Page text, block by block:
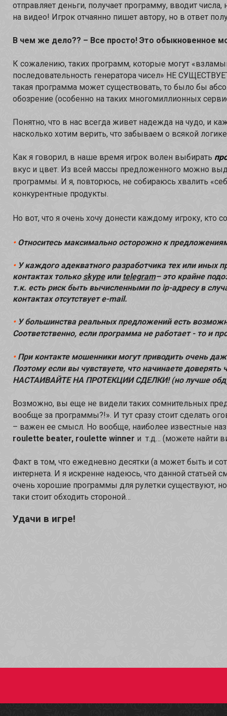
отправляет деньги, получает программу, вводит
на видео! Игрок отчаянно пишет автору, но в ответ
В чем же дело?? – Все просто! Это обыкновенное
К сожалению, таких программ, которые могут
последовательность генератора чисел» НЕ
такая программа может существовать, то было бы
обозрение (особенно на таких многомиллионных
Понятно, что в нас всегда живет надежда на чудо, и
насколько хотим верить, что забываем о всякой
Как я говорил, в наше время игрок волен выбирать
вкус и цвет. Из всей массы предложенного можно
программы. И я, повторюсь, не собираюсь хвалить
конкурентные продукты.
Но вот, что я очень хочу донести каждому игроку, кто
•Относитесь максимально осторожно к
• У каждого адекватного разработчика тех или иных
контактах только skypeили telegram– это крайне
т.к. есть риск быть вычисленными по ip-адресу в
контактах отсутствует e-mail.
• У большинства реальных предложений есть
Соответственно, если программа не работает - то и
•При контакте мошенники могут приводить очень
Поэтому если вы чувствуете, что начинаете доверять
НАСТАИВАЙТЕ НА ПРОТЕКЦИИ СДЕЛКИ! (но лучше
Возможно, вы еще не видели таких сомнительных
вообще за программы?!». И тут сразу стоит сделать
– важен ее смысл. Но вообще, наиболее известные
roulette beater, roulette winner и т.д… (можете найти
Факт в том, что ежедневно десятки (а может быть и
интернета. И я искренне надеюсь, что данной статьей
очень хорошие программы для рулетки существуют,
таки стоит обходить стороной…
Удачи в игре!